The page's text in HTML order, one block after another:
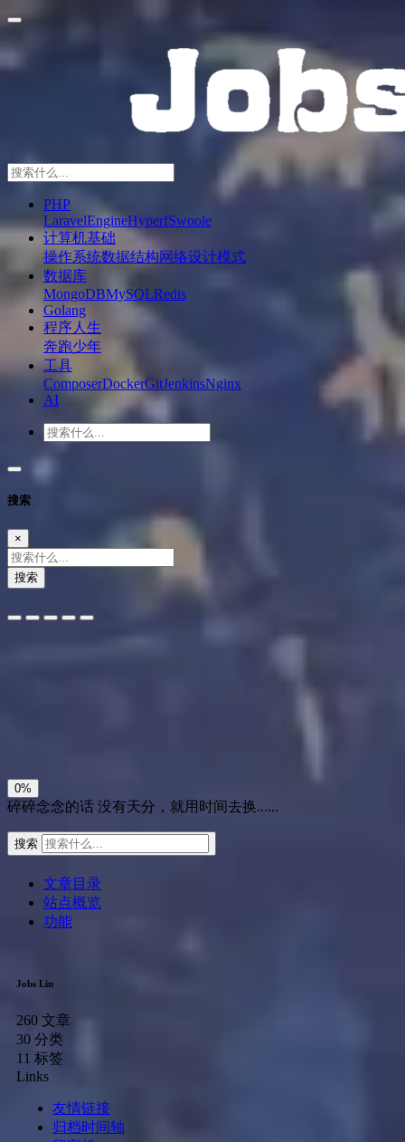
PHP
LaravelEngineHyperfSwoole
计算机基础
操作系统数据结构网络设计模式
数据库
MongoDBMySQLRedis
Golang
程序人生
奔跑少年
工具
ComposerDockerGitJenkinsNginx
AI
搜索
×
搜索
0%
碎碎念念的话 没有天分，就用时间去换......
搜索
文章目录
站点概览
功能
Jobs Lin
260 文章
30 分类
11 标签
Links
友情链接
归档时间轴